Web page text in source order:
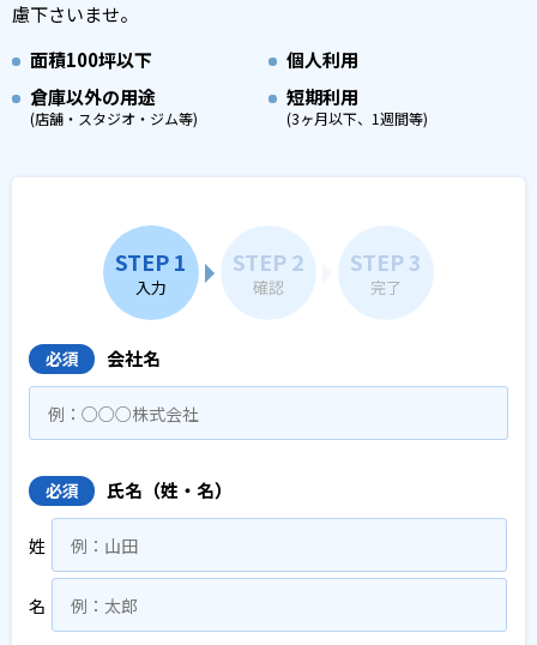
慮下さいませ。
面積100坪以下
個人利用
倉庫以外の用途
(店舗・スタジオ・ジム等)
短期利用
(3ヶ月以下、1週間等)
STEP 1
入力
STEP 2
確認
STEP 3
完了
必須 会社名
必須 氏名（姓・名）
姓
名